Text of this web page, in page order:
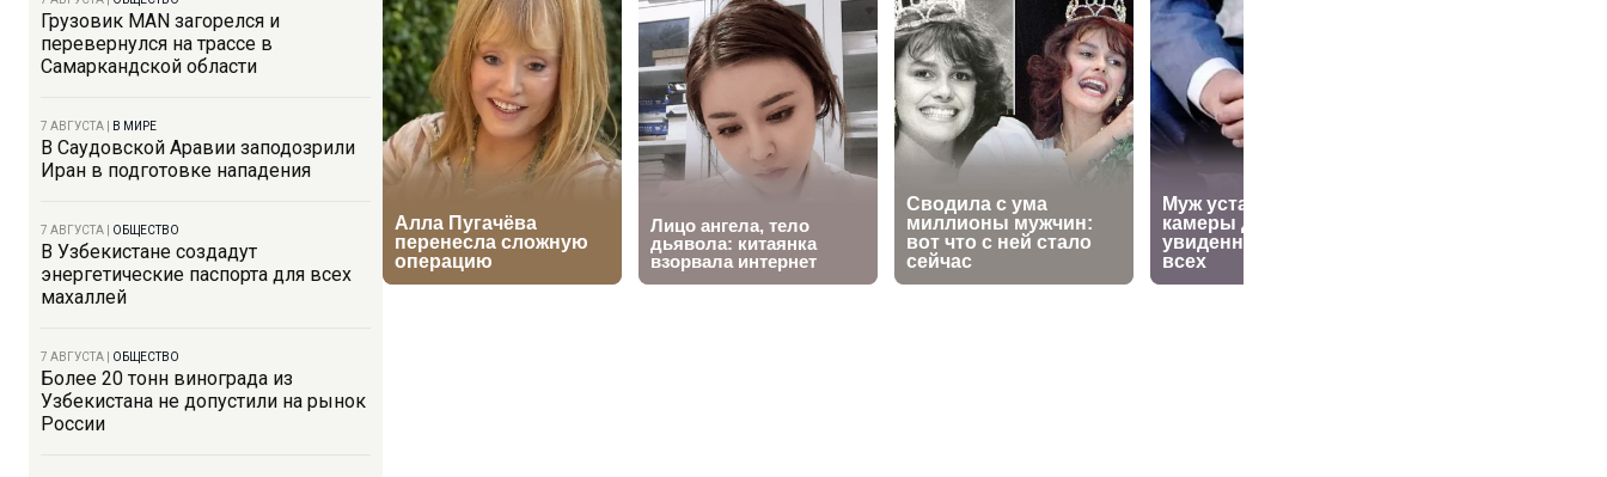
Грузовик MAN загорелся и
перевернулся на трассе в
Самаркандской области
7 АВГУСТА В МИРЕ
В Саудовской Аравии заподозрили
Иран в подготовке нападения
7 АВГУСТА ОБЩЕСТВО
В Узбекистане создадут
энергетические паспорта для всех
махаллей
7 АВГУСТА ОБЩЕСТВО
Более 20 тонн винограда из
Узбекистана не допустили на рынок
России